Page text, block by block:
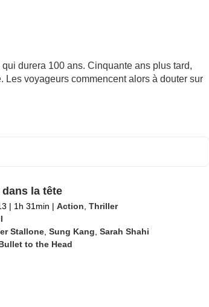
durera 100 ans. Cinquante ans plus tard,
Les voyageurs commencent alors à douter sur
la tête
| 1h 31min | Action Thriller
Stallone, Sung Kang Sarah Shahi
to the Head